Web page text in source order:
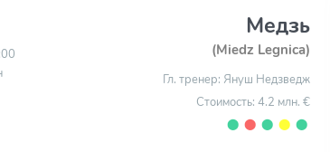
Медзь
(Miedz Legnica)
Гл. тренер: Януш Недзведж
Стоимость: 4.2 млн. €
⬤ ⬤ ⬤ ⬤ ⬤